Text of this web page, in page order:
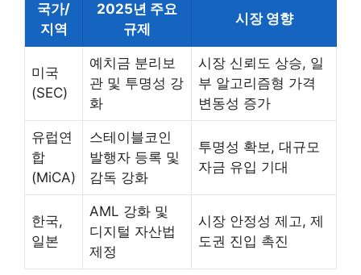
국가/
지역
2025년 주요
규제
시장 영향
미국
(SEC)
예치금 분리보
관 및 투명성 강
화
시장 신뢰도 상승, 일
부 알고리즘형 가격
변동성 증가
유럽연
합
(MiCA)
스테이블코인
발행자 등록 및
감독 강화
투명성 확보, 대규모
자금 유입 기대
한국,
일본
AML 강화 및
디지털 자산법
제정
시장 안정성 제고, 제
도권 진입 촉진